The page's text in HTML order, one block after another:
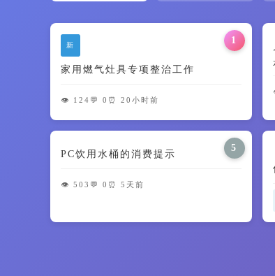
1
新
家用燃气灶具专项整治工作
👁️ 124 💬 0 ⏰ 20小时前
5
PC饮用水桶的消费提示
👁️ 503 💬 0 ⏰ 5天前